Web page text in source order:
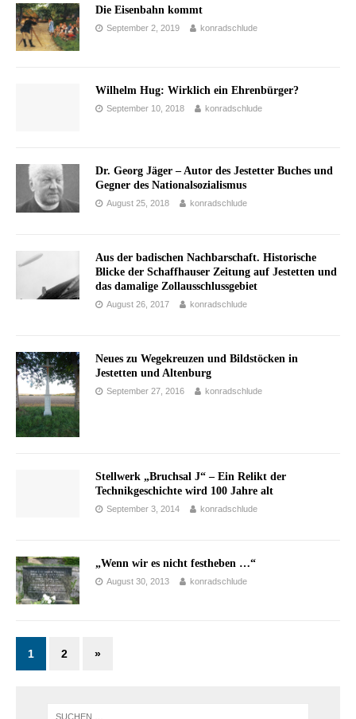
Die Eisenbahn kommt
September 2, 2019 konradschlude
Wilhelm Hug: Wirklich ein Ehrenbürger?
September 10, 2018 konradschlude
Dr. Georg Jäger – Autor des Jestetter Buches und
Gegner des Nationalsozialismus
August 25, 2018 konradschlude
Aus der badischen Nachbarschaft. Historische
Blicke der Schaffhauser Zeitung auf Jestetten und
das damalige Zollausschlussgebiet
August 26, 2017 konradschlude
Neues zu Wegekreuzen und Bildstöcken in
Jestetten und Altenburg
September 27, 2016 konradschlude
Stellwerk „Bruchsal J“ – Ein Relikt der
Technikgeschichte wird 100 Jahre alt
September 3, 2014 konradschlude
„Wenn wir es nicht festheben …“
August 30, 2013 konradschlude
1 2 »